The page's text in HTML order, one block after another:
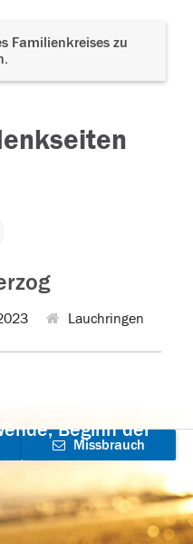
Familienkreises zu
Lauchringen
Beginn der
Missbrauch